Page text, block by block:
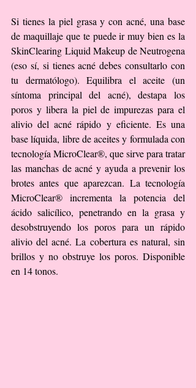
Si tienes la piel grasa y con acné, una base
de maquillaje que te puede ir muy bien es la
SkinClearing Liquid Makeup de Neutrogena
(eso sí, si tienes acné debes consultarlo con
tu dermatólogo). Equilibra el aceite (un
síntoma principal del acné), destapa los
poros y libera la piel de impurezas para el
alivio del acné rápido y eficiente. Es una
base líquida, libre de aceites y formulada con
tecnología MicroClear®, que sirve para tratar
las manchas de acné y ayuda a prevenir los
brotes antes que aparezcan. La tecnología
MicroClear® incrementa la potencia del
ácido salicílico, penetrando en la grasa y
desobstruyendo los poros para un rápido
alivio del acné. La cobertura es natural, sin
brillos y no obstruye los poros. Disponible
en 14 tonos.